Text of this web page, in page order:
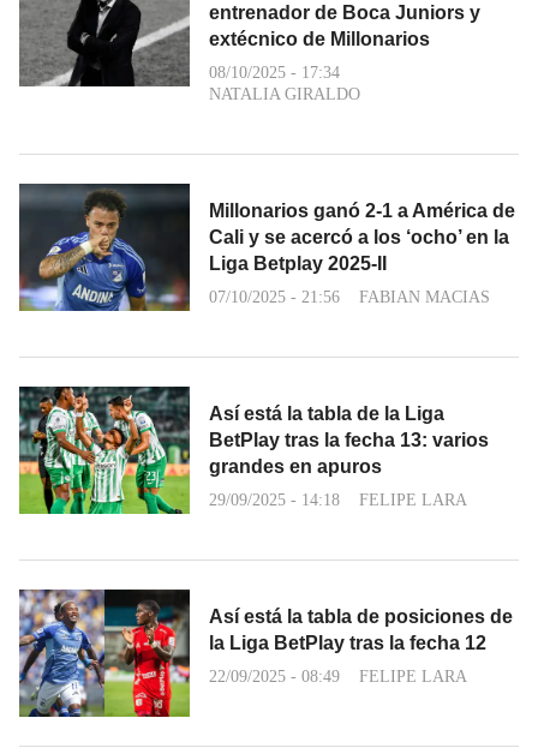
entrenador de Boca Juniors y
extécnico de Millonarios
08/10/2025 - 17:34
NATALIA GIRALDO
Millonarios ganó 2-1 a América de
Cali y se acercó a los ‘ocho’ en la
Liga Betplay 2025-II
07/10/2025 - 21:56 FABIAN MACIAS
Así está la tabla de la Liga
BetPlay tras la fecha 13: varios
grandes en apuros
29/09/2025 - 14:18 FELIPE LARA
Así está la tabla de posiciones de
la Liga BetPlay tras la fecha 12
22/09/2025 - 08:49 FELIPE LARA